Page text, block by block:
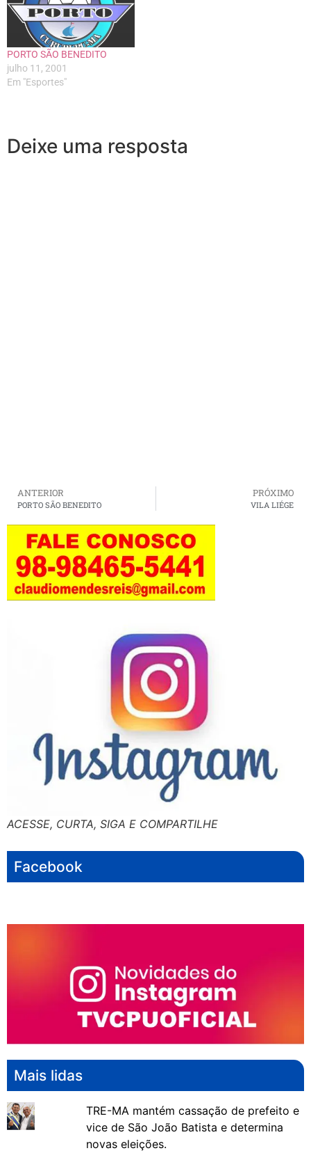
PORTO SÃO BENEDITO
julho 11, 2001
Em "Esportes"
Deixe uma resposta
ANTERIOR
PORTO SÃO BENEDITO
PRÓXIMO
VILA LIÉGE
ACESSE, CURTA, SIGA E COMPARTILHE
Facebook
Mais lidas
TRE-MA mantém cassação de prefeito e
vice de São João Batista e determina
novas eleições.